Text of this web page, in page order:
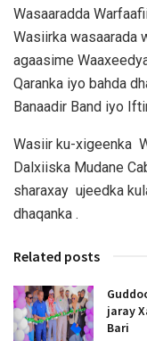
Wasaaradda
Wasiirka wasaarada
agaasime
Qaranka iyo bahda
Banaadir Band iyo
Wasiir ku-xigeenka
Dalxiiska Mudane
sharaxay ujeedka
dhaqanka .
Related posts
jaray
Bari